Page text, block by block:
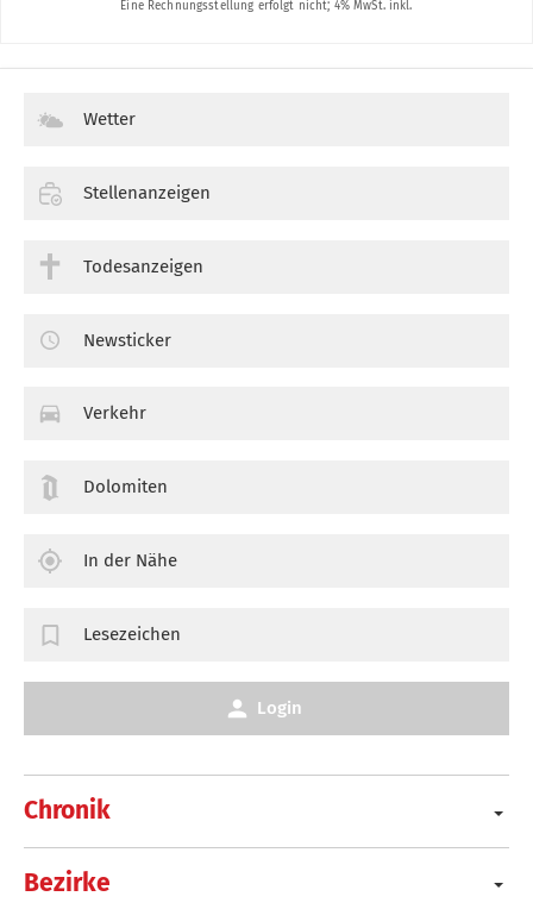
Chronik
Bezirke
Wetter
Stellenanzeigen
Todesanzeigen
Newsticker
Verkehr
Dolomiten
In der Nähe
Lesezeichen
Login